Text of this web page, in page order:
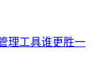
理工具谁更胜一